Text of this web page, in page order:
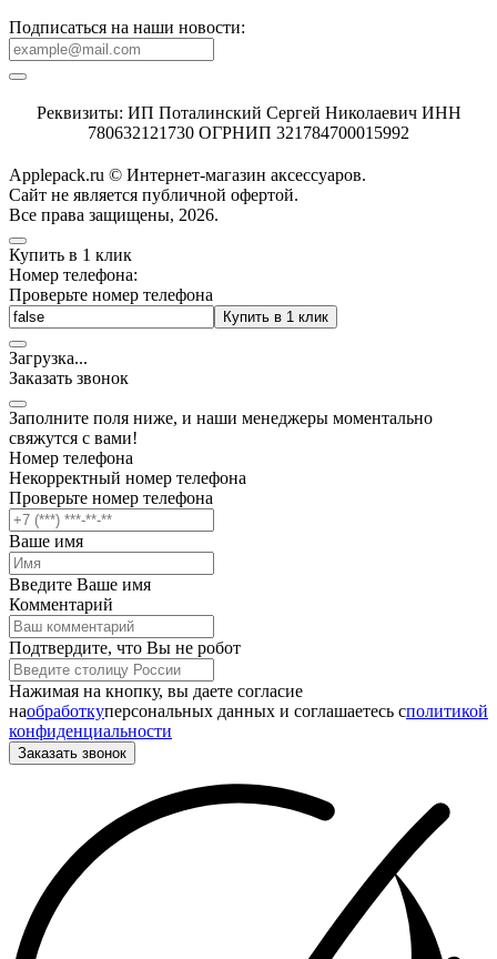
Подписаться на наши новости:
Реквизиты: ИП Поталинский Сергей Николаевич ИНН
780632121730 ОГРНИП 321784700015992
Applepack.ru © Интернет-магазин аксессуаров.
Cайт не является публичной офертой.
Все права защищены, 2026.
Купить в 1 клик
Номер телефона:
Проверьте номер телефона
Купить в 1 клик
Загрузка...
Заказать звонок
Заполните поля ниже, и наши менеджеры моментально
свяжутся с вами!
Номер телефона
Некорректный номер телефона
Проверьте номер телефона
Ваше имя
Введите Ваше имя
Комментарий
Подтвердите, что Вы не робот
Нажимая на кнопку, вы даете согласие
наобработкуперсональных данных и соглашаетесь cполитикой
конфиденциальности
Заказать звонок